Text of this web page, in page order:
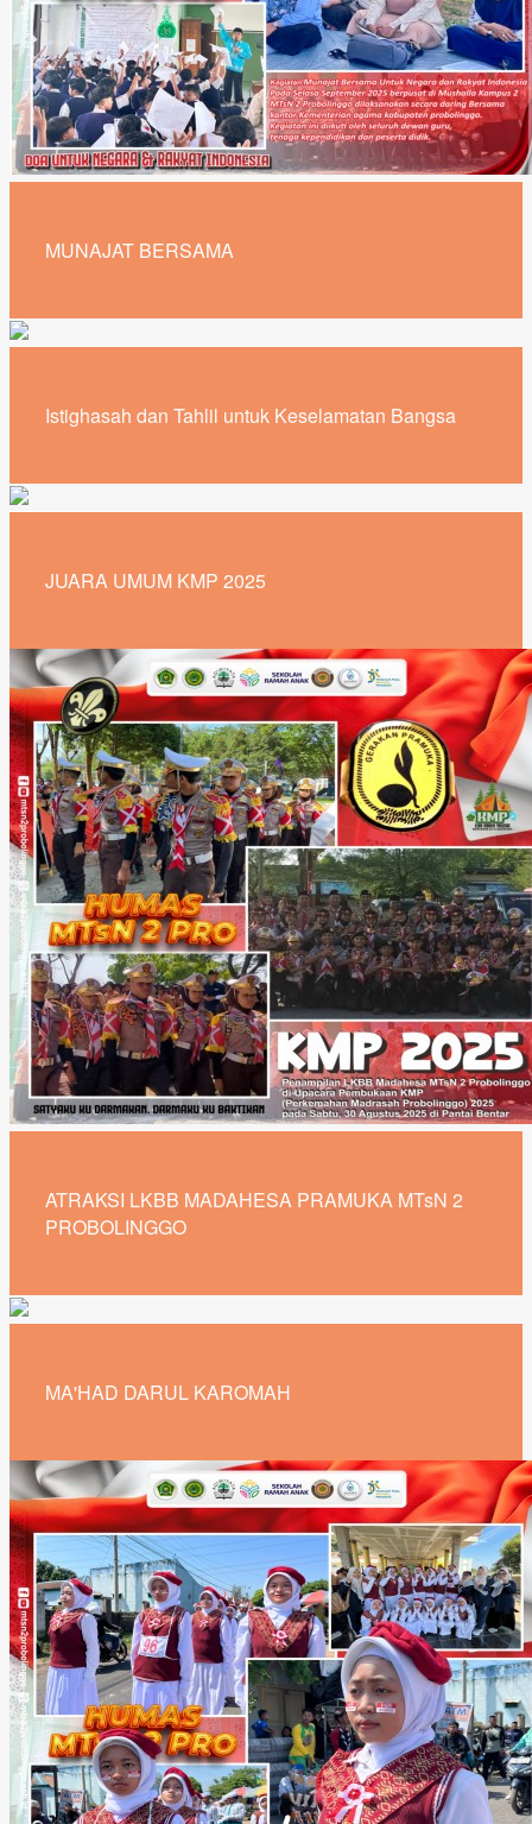
MUNAJAT BERSAMA
Istighasah dan Tahlil untuk Keselamatan Bangsa
JUARA UMUM KMP 2025
ATRAKSI LKBB MADAHESA PRAMUKA MTsN 2
PROBOLINGGO
MA'HAD DARUL KAROMAH